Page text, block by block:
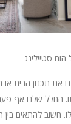
סטיילינג
את תכנון הבית או
החלל שלנו אף
חשוב להתאים בין